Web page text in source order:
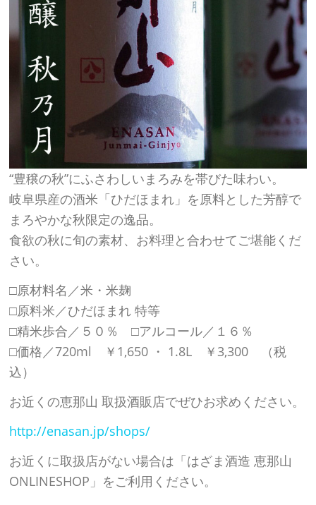
“豊穣の秋”にふさわしいまろみを帯びた味わい。
岐阜県産の酒米「ひだほまれ」を原料とした芳醇で
まろやかな秋限定の逸品。
食欲の秋に旬の素材、お料理と合わせてご堪能くだ
さい。
□原材料名／米・米麹
□原料米／ひだほまれ 特等
□精米歩合／５０％ □アルコール／１６％
□価格／720ml ￥1,650 ・ 1.8L ￥3,300 （税
込）
お近くの恵那山 取扱酒販店でぜひお求めください。
http://enasan.jp/shops/
お近くに取扱店がない場合は「はざま酒造 恵那山
ONLINESHOP」をご利用ください。